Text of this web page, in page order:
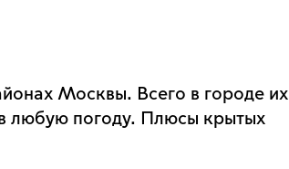
Москвы. Всего в городе их
любую погоду. Плюсы крытых